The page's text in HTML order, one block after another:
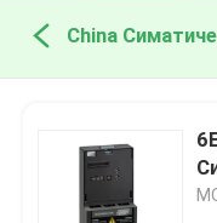
China